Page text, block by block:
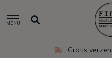
MENU